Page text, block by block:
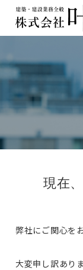
現在
弊社にご関心を
大変申し訳あり